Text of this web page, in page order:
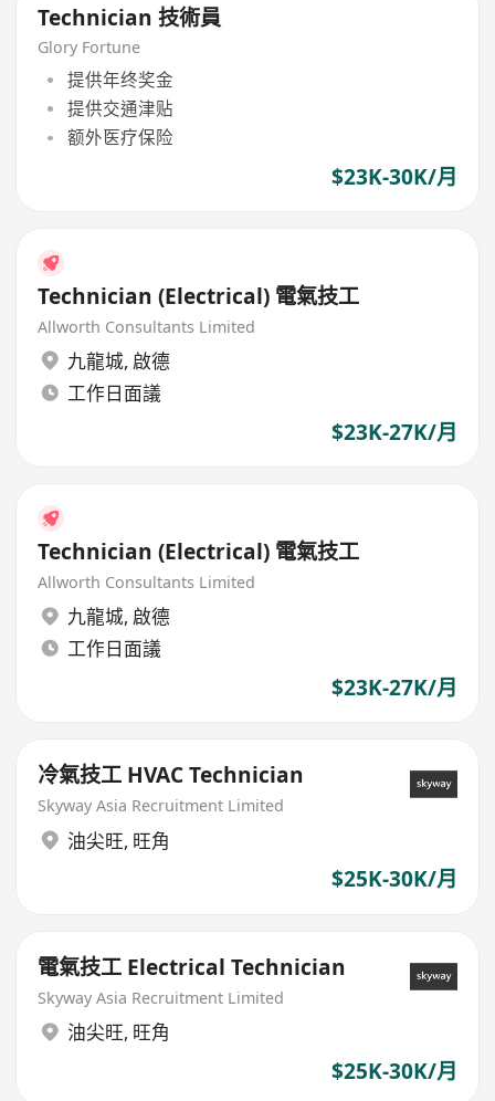
Technician 技術員
Glory Fortune
提供年终奖金
提供交通津贴
额外医疗保险
$23K-30K/月
Technician (Electrical) 電氣技工
Allworth Consultants Limited
九龍城, 啟德
工作日面議
$23K-27K/月
Technician (Electrical) 電氣技工
Allworth Consultants Limited
九龍城, 啟德
工作日面議
$23K-27K/月
冷氣技工 HVAC Technician
Skyway Asia Recruitment Limited
油尖旺, 旺角
$25K-30K/月
電氣技工 Electrical Technician
Skyway Asia Recruitment Limited
油尖旺, 旺角
$25K-30K/月